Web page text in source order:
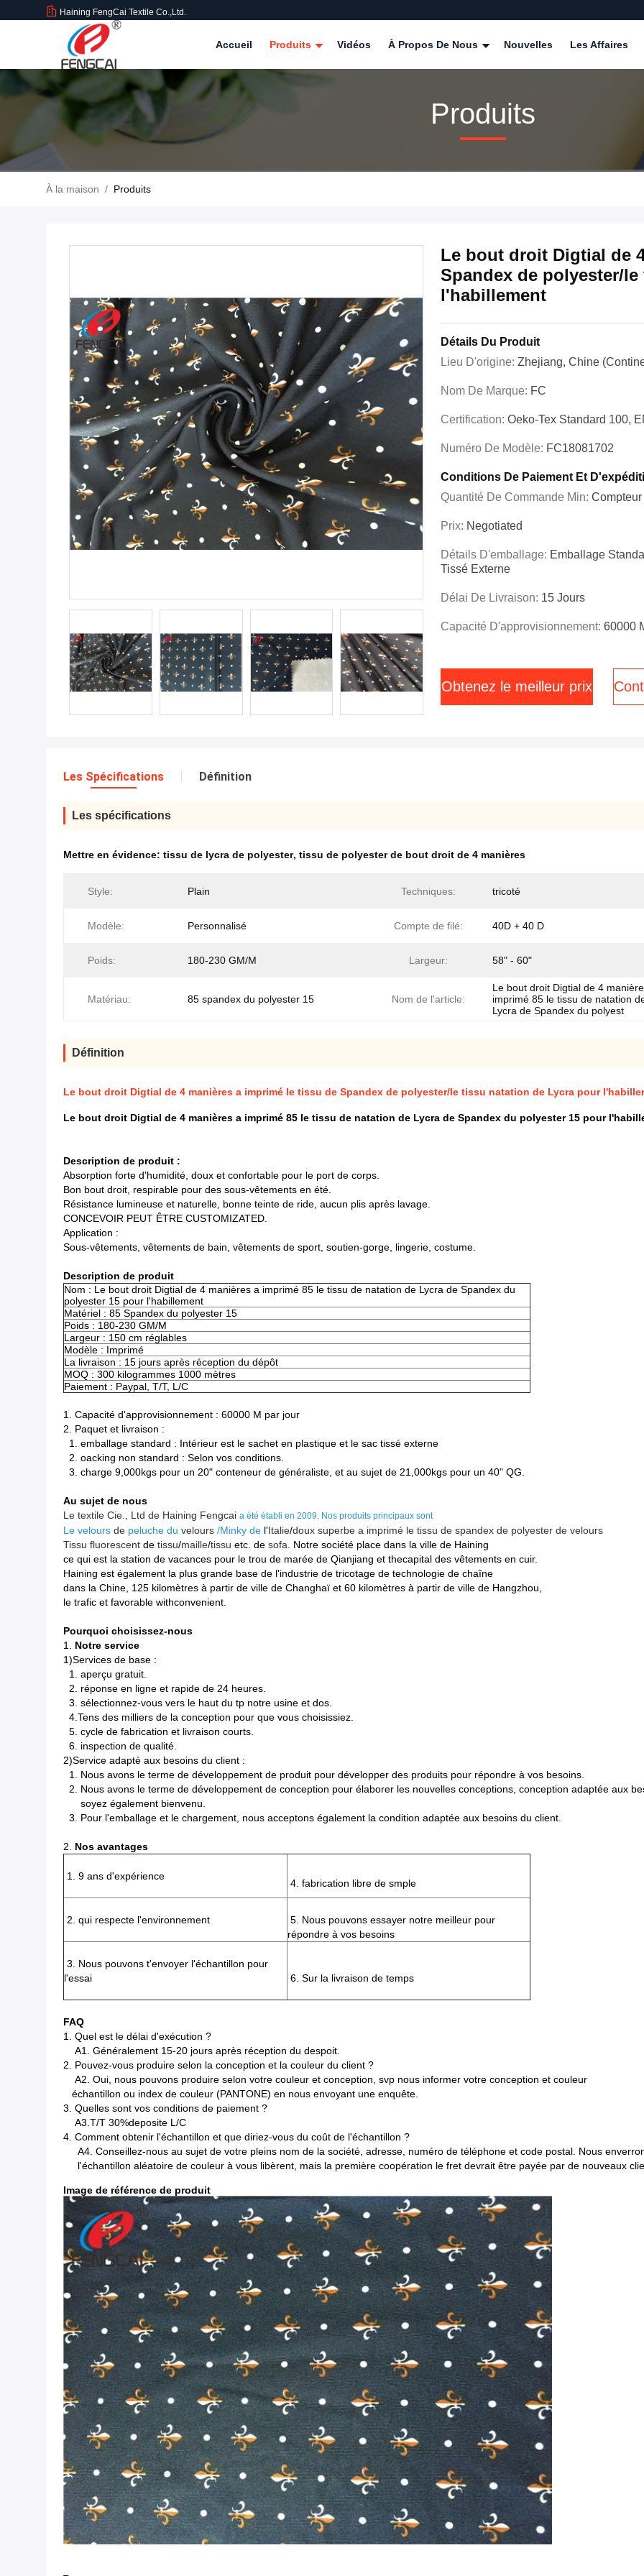
Haining FengCai Textile Co.,Ltd.
Accueil Produits Vidéos À Propos De Nous Nouvelles Les Affaires
Produits
À la maison / Produits
Le bout droit Digtial de
Spandex de polyester/
l'habillement
Détails Du Produit
Lieu D'origine: Zhejiang, Chine
Nom De Marque: FC
Certification: Oeko-Tex Standard 100,
Numéro De Modèle: FC18081702
Conditions De Paiement Et
Quantité De Commande Min:
Prix: Negotiated
Détails D'emballage: Emballage
Tissé Externe
Délai De Livraison: 15 Jours
Capacité D'approvisionnement: 60000
Obtenez le meilleur prix
Les Spécifications Définition
Les spécifications
Mettre en évidence: tissu de lycra de polyester, tissu de polyester de bout droit de 4 manières
Style: Plain Techniques: tricoté
Modèle: Personnalisé Compte de filé: 40D + 40 D
Poids: 180-230 GM/M Largeur: 58" - 60"
Matériau: 85 spandex du polyester 15 Nom de l'article:
Le bout droit Digtial de 4
imprimé 85 le tissu de natation
Lycra de Spandex du polyest
Définition
Le bout droit Digtial de 4 manières a imprimé le tissu de Spandex de polyester/le tissu natation de Lycra pour
Le bout droit Digtial de 4 manières a imprimé 85 le tissu de natation de Lycra de Spandex du polyester 15 pour
Description de produit :
Absorption forte d'humidité, doux et confortable pour le port de corps.
Bon bout droit, respirable pour des sous-vêtements en été.
Résistance lumineuse et naturelle, bonne teinte de ride, aucun plis après lavage.
CONCEVOIR PEUT ÊTRE CUSTOMIZATED.
Application :
Sous-vêtements, vêtements de bain, vêtements de sport, soutien-gorge, lingerie, costume.
Description de produit
Nom : Le bout droit Digtial de 4 manières a imprimé 85 le tissu de natation de Lycra de Spandex du
polyester 15 pour l'habillement
Matériel : 85 Spandex du polyester 15
Poids : 180-230 GM/M
Largeur : 150 cm réglables
Modèle : Imprimé
La livraison : 15 jours après réception du dépôt
MOQ : 300 kilogrammes 1000 mètres
Paiement : Paypal, T/T, L/C
1. Capacité d'approvisionnement : 60000 M par jour
2. Paquet et livraison :
1. emballage standard : Intérieur est le sachet en plastique et le sac tissé externe
2. oacking non standard : Selon vos conditions.
3. charge 9,000kgs pour un 20" conteneur de généraliste, et au sujet de 21,000kgs pour un 40" QG.
Au sujet de nous
Le textile Cie., Ltd de Haining Fengcai a été établi en 2009. Nos produits principaux sont
Le velours de peluche du velours /Minky de l'Italie/doux superbe a imprimé le tissu de spandex de polyester de velours
Tissu fluorescent de tissu/maille/tissu etc. de sofa . Notre société place dans la ville de Haining
ce qui est la station de vacances pour le trou de marée de Qianjiang et thecapital des vêtements en cuir.
Haining est également la plus grande base de l'industrie de tricotage de technologie de chaîne
dans la Chine, 125 kilomètres à partir de ville de Changhaï et 60 kilomètres à partir de ville de Hangzhou,
le trafic et favorable withconvenient.
Pourquoi choisissez-nous
1. Notre service
1)Services de base :
1. aperçu gratuit.
2. réponse en ligne et rapide de 24 heures.
3. sélectionnez-vous vers le haut du tp notre usine et dos.
4.Tens des milliers de la conception pour que vous choisissiez.
5. cycle de fabrication et livraison courts.
6. inspection de qualité.
2)Service adapté aux besoins du client :
1. Nous avons le terme de développement de produit pour développer des produits pour répondre à vos besoins.
2. Nous avons le terme de développement de conception pour élaborer les nouvelles conceptions, conception adaptée aux
soyez également bienvenu.
3. Pour l'emballage et le chargement, nous acceptons également la condition adaptée aux besoins du client.
2. Nos avantages
1. 9 ans d'expérience
4. fabrication libre de smple
2. qui respecte l'environnement
5. Nous pouvons essayer notre meilleur pour
répondre à vos besoins
3. Nous pouvons t'envoyer l'échantillon pour
l'essai
6. Sur la livraison de temps
FAQ
1. Quel est le délai d'exécution ?
A1. Généralement 15-20 jours après réception du despoit.
2. Pouvez-vous produire selon la conception et la couleur du client ?
A2. Oui, nous pouvons produire selon votre couleur et conception, svp nous informer votre conception et couleur
échantillon ou index de couleur (PANTONE) en nous envoyant une enquête.
3. Quelles sont vos conditions de paiement ?
A3.T/T 30%deposite L/C
4. Comment obtenir l'échantillon et que diriez-vous du coût de l'échantillon ?
A4. Conseillez-nous au sujet de votre pleins nom de la société, adresse, numéro de téléphone et code postal. Nous
l'échantillon aléatoire de couleur à vous libèrent, mais la première coopération le fret devrait être payée par de nouveaux
Image de référence de produit